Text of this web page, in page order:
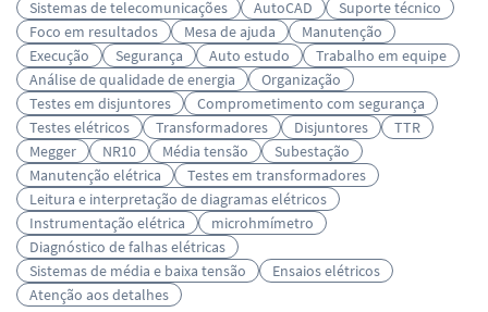
Sistemas de telecomunicações AutoCAD
Suporte técnico
Foco em resultados
Mesa de ajuda
Manutenção
Execução
Segurança Auto estudo
Trabalho em equipe
Análise de qualidade de energia
Organização
Testes em disjuntores
Comprometimento com segurança
Testes elétricos
Transformadores Disjuntores
TTR
Megger
NR10 Média tensão
Subestação
Manutenção elétrica
Testes em transformadores
Leitura e interpretação de diagramas elétricos
Instrumentação elétrica
microhmímetro
Diagnóstico de falhas elétricas
Sistemas de média e baixa tensão
Ensaios elétricos
Atenção aos detalhes